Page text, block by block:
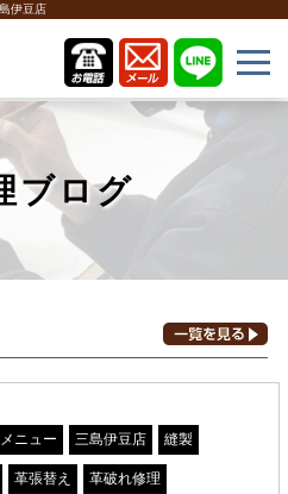
伊豆店
ブログ
ニュー 三島伊豆店 縫製
革張替え 革破れ修理